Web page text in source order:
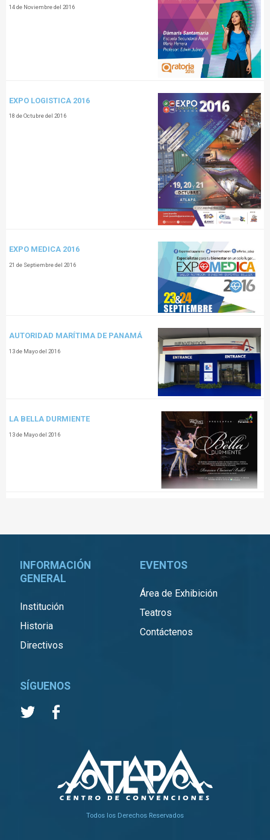
14 de Noviembre del 2016
EXPO LOGISTICA 2016
18 de Octubre del 2016
EXPO MEDICA 2016
21 de Septiembre del 2016
AUTORIDAD MARÍTIMA DE PANAMÁ
13 de Mayo del 2016
LA BELLA DURMIENTE
13 de Mayo del 2016
INFORMACIÓN
GENERAL
Institución
Historia
Directivos
EVENTOS
Área de Exhibición
Teatros
Contáctenos
SÍGUENOS
Todos los Derechos Reservados